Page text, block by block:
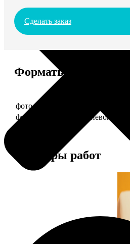
Сделать заказ
Форматы и цены
фото 20х30 в деревянной рамке
фото 20х30 в алюминиевой рамке
Примеры работ